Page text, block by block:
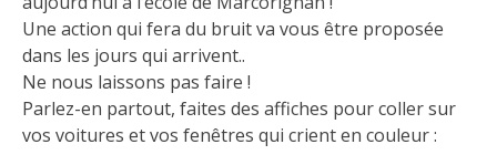
Une action qui fera du bruit va vous être proposée
dans les jours qui arrivent..
Ne nous laissons pas faire !
Parlez-en partout, faites des affiches pour coller sur
vos voitures et vos fenêtres qui crient en couleur :